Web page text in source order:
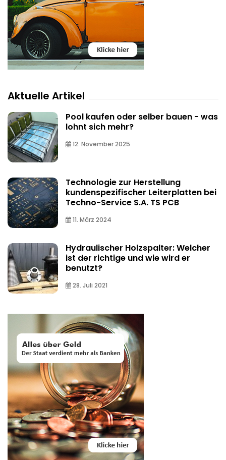
Aktuelle Artikel
Pool kaufen oder selber bauen - was
lohnt sich mehr?
12. November 2025
Technologie zur Herstellung
kundenspezifischer Leiterplatten bei
Techno-Service S.A. TS PCB
11. März 2024
Hydraulischer Holzspalter: Welcher
ist der richtige und wie wird er
benutzt?
28. Juli 2021